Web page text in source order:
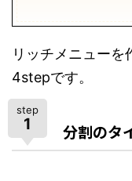
リッチメニュー
4stepです。
step
1 分割のタ